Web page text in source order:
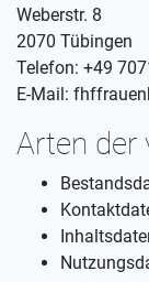
Weberstr. 8
2070 Tübingen
Telefon: +49
E-Mail:
Arten der